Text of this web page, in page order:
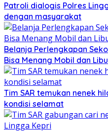
Patroli dialogis Polres
dengan masyarakat
Belanja Perlengkapan
Bisa Menang Mobil dan
Tim SAR temukan nenek
kondisi selamat